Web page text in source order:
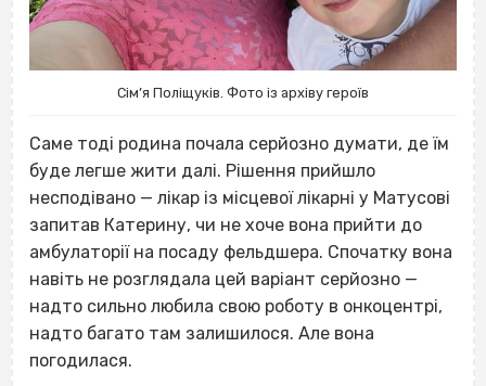
Сім’я Поліщуків. Фото із архіву героїв
Саме тоді родина почала серйозно думати, де їм
буде легше жити далі. Рішення прийшло
несподівано — лікар із місцевої лікарні у Матусові
запитав Катерину, чи не хоче вона прийти до
амбулаторії на посаду фельдшера. Спочатку вона
навіть не розглядала цей варіант серйозно —
надто сильно любила свою роботу в онкоцентрі,
надто багато там залишилося. Але вона
погодилася.